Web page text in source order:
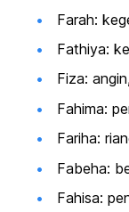
Farah:
Fathiya:
Fiza:
Fahima:
Fariha:
Fabeha:
Fahisa: